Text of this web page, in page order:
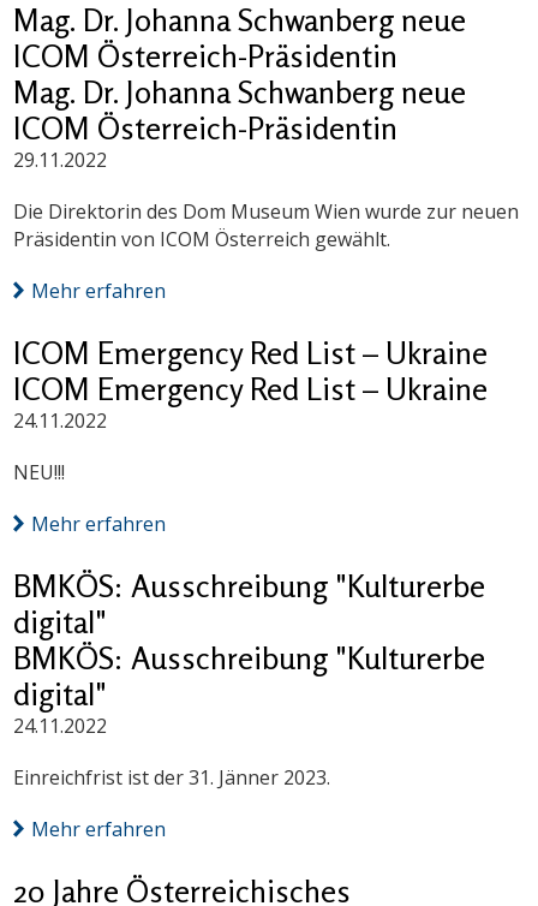
Mag. Dr. Johanna Schwanberg neue
ICOM Österreich-Präsidentin
Mag. Dr. Johanna Schwanberg neue
ICOM Österreich-Präsidentin
29.11.2022
Die Direktorin des Dom Museum Wien wurde zur neuen
Präsidentin von ICOM Österreich gewählt.
Mehr erfahren
ICOM Emergency Red List – Ukraine
ICOM Emergency Red List – Ukraine
24.11.2022
NEU!!!
Mehr erfahren
BMKÖS: Ausschreibung "Kulturerbe
digital"
BMKÖS: Ausschreibung "Kulturerbe
digital"
24.11.2022
Einreichfrist ist der 31. Jänner 2023.
Mehr erfahren
20 Jahre Österreichisches